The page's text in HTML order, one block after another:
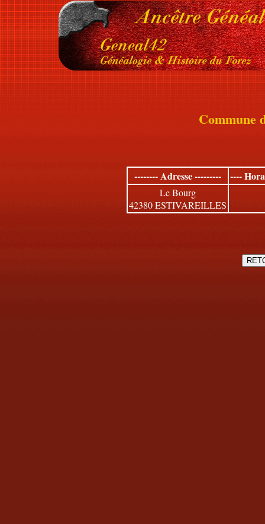
Commune
-------- Adresse --------- ----
Le Bourg
42380 ESTIVAREILLES